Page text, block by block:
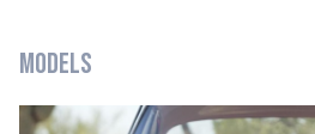
Models